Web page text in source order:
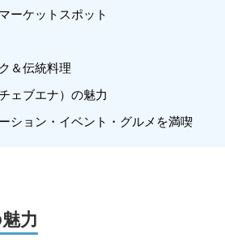
ーケットスポット
＆伝統料理
ェブエナ）の魅力
ション・イベント・グルメを満喫
力